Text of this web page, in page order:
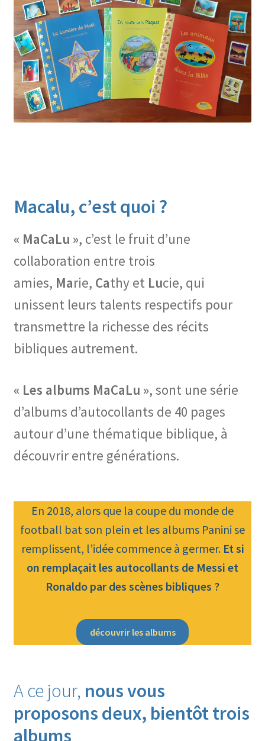
Macalu, c’est quoi ?
« MaCaLu », c’est le fruit d’une
collaboration entre trois
amies, Marie, Cathy et Lucie, qui
unissent leurs talents respectifs pour
transmettre la richesse des récits
bibliques autrement.
« Les albums MaCaLu », sont une série
d’albums d’autocollants de 40 pages
autour d’une thématique biblique, à
découvrir entre générations.
En 2018, alors que la coupe du monde de
football bat son plein et les albums Panini se
remplissent, l’idée commence à germer. Et si
on remplaçait les autocollants de Messi et
Ronaldo par des scènes bibliques ?
découvrir les albums
A ce jour, nous vous
proposons deux, bientôt trois
albums